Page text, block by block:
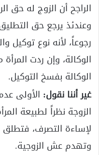
الراجح أن الزوج له حق
وعندئذ يرجع حق
رجوعاً، لأنه نوع
الوكالة، وإن ردت
الوكالة بفسخ التوكيل.
غير أننا نقول: الأولى
الزوجة نظراً لطبيعة
لإساءة التصرف،
وتهدم عش الزوجية.